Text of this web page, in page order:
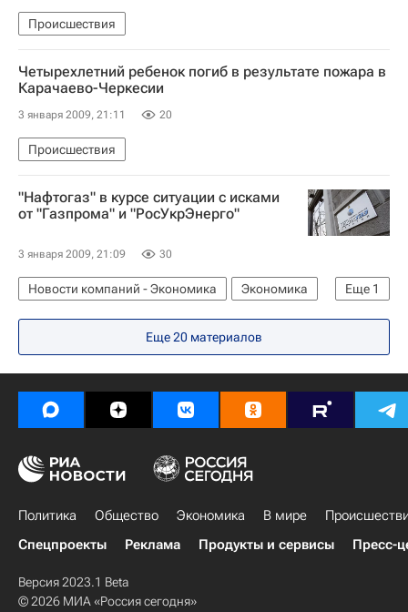
Происшествия
Четырехлетний ребенок погиб в результате пожара в
Карачаево-Черкесии
3 января 2009, 21:11 20
Происшествия
"Нафтогаз" в курсе ситуации с исками
от "Газпрома" и "РосУкрЭнерго"
3 января 2009, 21:09 30
Еще 1
Новости компаний - Экономика
Экономика
Ситуация вокруг поставок российского газа в европейские страны
Еще 20 материалов
Политика Общество Экономика В мире
Спецпроекты
Реклама Продукты и сервисы Пресс-
Версия 2023.1 Beta
© 2026 МИА «Россия сегодня»